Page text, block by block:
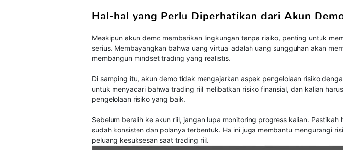
Hal-hal yang Perlu Diperhatikan dari Akun
Meskipun akun demo memberikan lingkungan tanpa risiko, penting untuk
serius. Membayangkan bahwa uang virtual adalah uang sungguhan akan
membangun mindset trading yang realistis.
Di samping itu, akun demo tidak mengajarkan aspek pengelolaan risiko
untuk menyadari bahwa trading riil melibatkan risiko finansial, dan kalian
pengelolaan risiko yang baik.
Sebelum beralih ke akun riil, jangan lupa monitoring progress kalian. Pastikah
sudah konsisten dan polanya terbentuk. Ha ini juga membantu mengurangi
peluang kesuksesan saat trading riil.